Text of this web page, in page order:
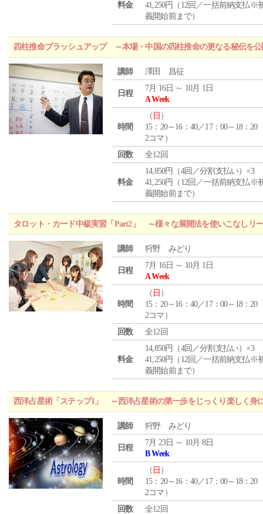
料金
41,250円（12回／一括前納支払※
義開始前まで）
四柱推命ブラッシュアップ ～本場・中国の四柱推命の更なる秘伝を
講師 澤田 昌征
日程
7月 16日 ～ 10月 1日
A Week
時間
（ 日 ）
15：20～16：40／17：00～18：20
2コマ）
回数
全12回
料金
14,850円（4回／分割支払い）×3
41,250円（12回／一括前納支払※
義開始前まで）
タロット・カード中級実習「Part2」 ～様々な展開法を使いこなしリ
講師 狩野 みどり
日程
7月 16日 ～ 10月 1日
A Week
時間
（ 日 ）
15：20～16：40／17：00～18：20
2コマ）
回数
全12回
料金
14,850円（4回／分割支払い）×3
41,250円（12回／一括前納支払※
義開始前まで）
西洋占星術「ステップ1」 ～西洋占星術の第一歩をじっくり楽しく身
講師 狩野 みどり
日程
7月 23日 ～ 10月 8日
B Week
時間
（ 日 ）
15：20～16：40／17：00～18：20
2コマ）
回数
全12回